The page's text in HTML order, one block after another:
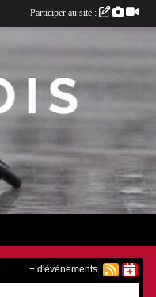
+ d'évènements
Participer au site :